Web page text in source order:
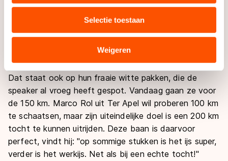
combineren met andere gegevens die u aan hen heeft
verstrekt of die zij hebben verzameld via hun services.
Sommige partners kunnen gegevens doorgeven aan
landen buiten de EU, zoals de VS, waar mogelijk geen
adequaat beschermingsniveau geldt volgens de GDPR.
Door op ‘Toestaan’ te klikken, stemt u in met deze
overdracht. Meer informatie vindt u in onscookiebeleid
Selectie toestaan
Weigeren
voeten pijn doen. Han Keizer heeft zijn hele gezin
meegenomen en bereidt zich – samen met drie
ze combineren met een actie voor een goed doel
(www.weissensee4kids.nl).
Dat staat ook op hun fraaie witte pakken, die de
speaker al vroeg heeft gespot. Vandaag gaan ze voor
de 150 km. Marco Rol uit Ter Apel wil proberen 100 km
te schaatsen, maar zijn uiteindelijke doel is een 200 km
tocht te kunnen uitrijden. Deze baan is daarvoor
perfect, vindt hij: "op sommige stukken is het ijs super,
verder is het werkijs. Net als bij een echte tocht!"